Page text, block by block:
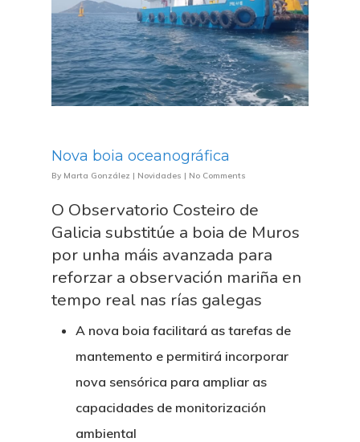
Nova boia oceanográfica
By Marta González | Novidades | No Comments
O Observatorio Costeiro de
Galicia substitúe a boia de Muros
por unha máis avanzada para
reforzar a observación mariña en
tempo real nas rías galegas
A nova boia facilitará as tarefas de
mantemento e permitirá incorporar
nova sensórica para ampliar as
capacidades de monitorización
ambiental